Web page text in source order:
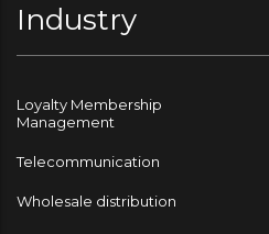
Industry
Loyalty Membership
Management
Telecommunication
Wholesale distribution